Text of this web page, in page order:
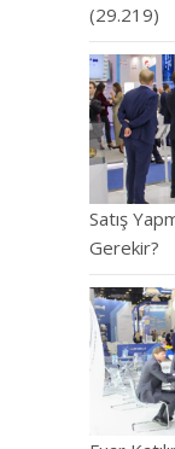
(29.219)
Satış
Gerekir?